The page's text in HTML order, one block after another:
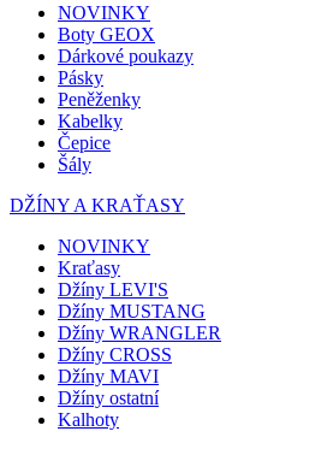
NOVINKY
Boty GEOX
Dárkové poukazy
Pásky
Peněženky
Kabelky
Čepice
Šály
DŽÍNY A KRAŤASY
NOVINKY
Kraťasy
Džíny LEVI'S
Džíny MUSTANG
Džíny WRANGLER
Džíny CROSS
Džíny MAVI
Džíny ostatní
Kalhoty